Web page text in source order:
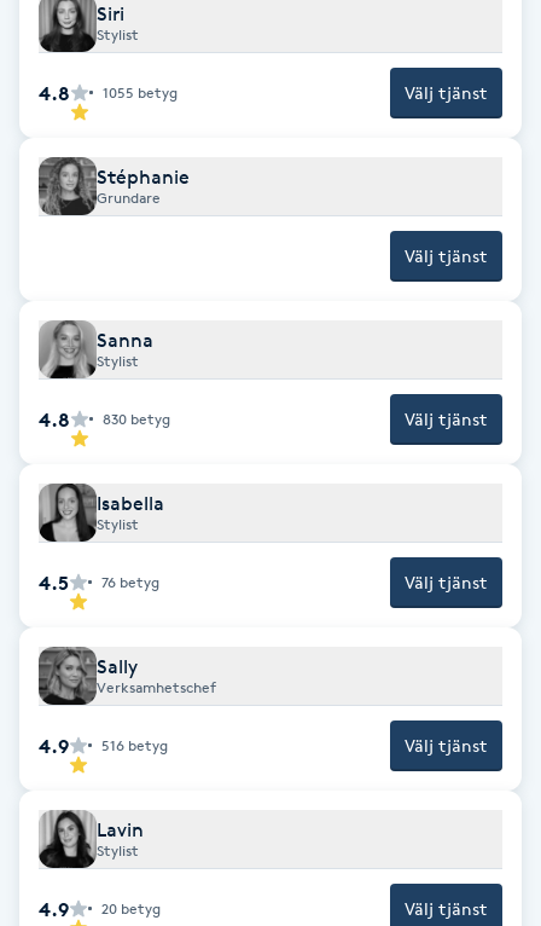
Frisör
Funktionsanalys
Färgning
Gel naglar
Gelenaglar
Gellack
Gellack med förstärkning
Gravidmassage
Gravidyoga
Gruppträning
Gua Sha-massage
Hatha Yoga
Siri
Stylist
4.8 1055 betyg Välj tjänst
Stéphanie
Grundare
Välj tjänst
Sanna
Stylist
4.8 830 betyg Välj tjänst
Isabella
Stylist
4.5 76 betyg Välj tjänst
Sally
Verksamhetschef
4.9 516 betyg Välj tjänst
Lavin
Stylist
4.9 20 betyg Välj tjänst